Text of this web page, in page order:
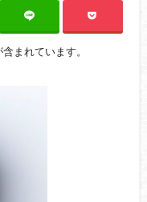
まれています。